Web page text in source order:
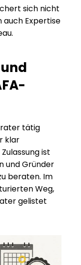
sich nicht
auch Expertise
tätig
klar
ist
und Gründer
beraten. Im
Weg,
gelistet